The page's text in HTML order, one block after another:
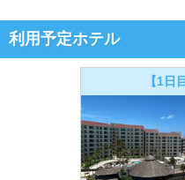
利用予定ホテル
【1日